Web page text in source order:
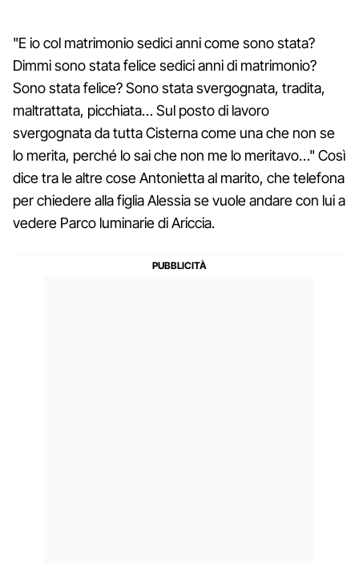
"E io col matrimonio sedici anni come sono stata?
Dimmi sono stata felice sedici anni di matrimonio?
Sono stata felice? Sono stata svergognata, tradita,
maltrattata, picchiata… Sul posto di lavoro
svergognata da tutta Cisterna come una che non se
lo merita, perché lo sai che non me lo meritavo…" Così
dice tra le altre cose Antonietta al marito, che telefona
per chiedere alla figlia Alessia se vuole andare con lui a
vedere Parco luminarie di Ariccia.